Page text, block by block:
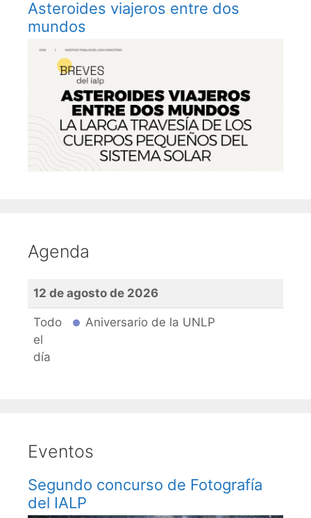
Asteroides viajeros entre dos
mundos
Agenda
12 de agosto de 2026
Todo
el
día
Aniversario de la UNLP
Eventos
Segundo concurso de Fotografía
del IALP